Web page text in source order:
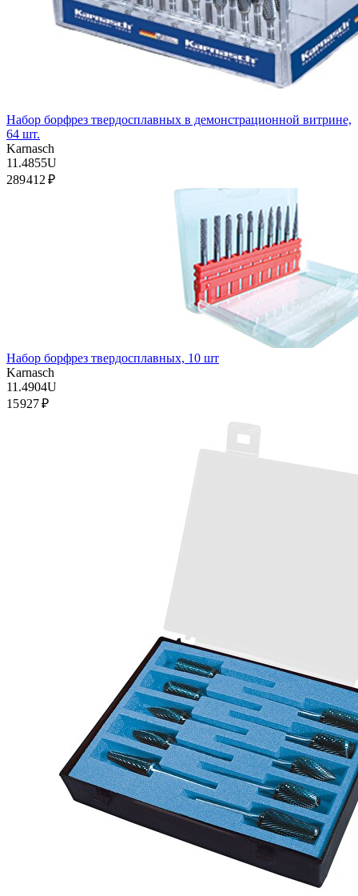
Набор борфрез твердосплавных в демонстрационной витрине,
64 шт.
Karnasch
11.4855U
289 412 ₽
Набор борфрез твердосплавных, 10 шт
Karnasch
11.4904U
15 927 ₽